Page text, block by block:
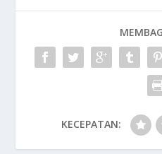
KECEPATAN: